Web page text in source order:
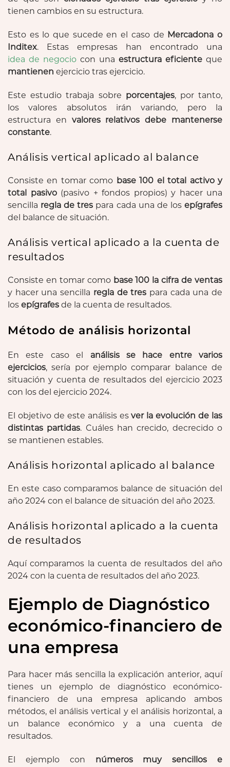
tienen cambios en su estructura.
Esto es lo que sucede en el caso de Mercadona o
Inditex. Estas empresas han encontrado una
idea de negocio con una estructura eficiente que
mantienen ejercicio tras ejercicio.
Este estudio trabaja sobre porcentajes, por tanto,
los valores absolutos irán variando, pero la
estructura en valores relativos debe mantenerse
constante.
Análisis vertical aplicado al balance
Consiste en tomar como base 100 el total activo y
total pasivo(pasivo + fondos propios) y hacer una
sencilla regla de tres para cada una de losepígrafes
del balance de situación.
Análisis vertical aplicado a la cuenta de
resultados
Consiste en tomar como base 100 la cifra de ventas
y hacer una sencilla regla de tres para cada una de
los epígrafes de la cuenta de resultados.
Método de análisis horizontal
En este caso el análisis se hace entre varios
ejercicios, sería por ejemplo comparar balance de
situación y cuenta de resultados del ejercicio 2023
con los del ejercicio 2024.
El objetivo de este análisis esver la evolución de las
distintas partidas. Cuáles han crecido, decrecido o
se mantienen estables.
Análisis horizontal aplicado al balance
En este caso comparamos balance de situación del
año 2024 con el balance de situación del año 2023.
Análisis horizontal aplicado a la cuenta
de resultados
Aquí comparamos la cuenta de resultados del año
2024 con la cuenta de resultados del año 2023.
Ejemplo de Diagnóstico
económico-financiero de
una empresa
Para hacer más sencilla la explicación anterior, aquí
tienes un ejemplo de diagnóstico económico-
financiero de una empresa aplicando ambos
métodos, el análisis vertical y el análisis horizontal, a
un balance económico y a una cuenta de
resultados.
El ejemplo con números muy sencillos e